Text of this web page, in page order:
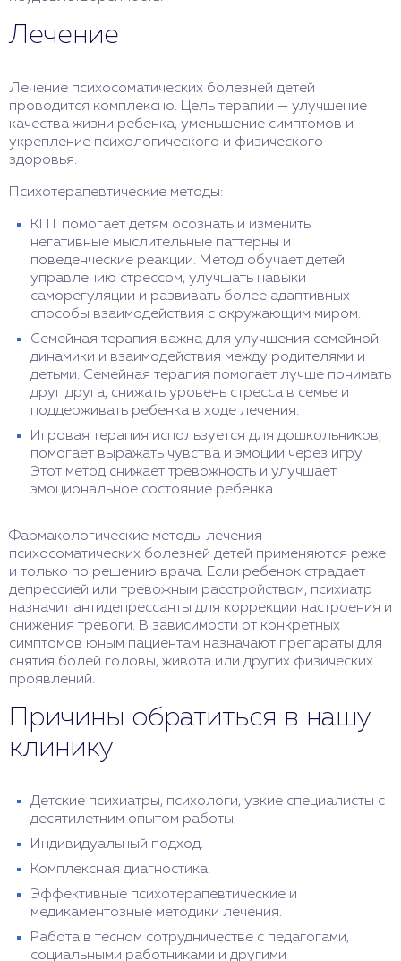
Лечение
Лечение психосоматических болезней детей
проводится комплексно. Цель терапии — улучшение
качества жизни ребенка, уменьшение симптомов и
укрепление психологического и физического
здоровья.
Психотерапевтические методы:
КПТ помогает детям осознать и изменить
негативные мыслительные паттерны и
поведенческие реакции. Метод обучает детей
управлению стрессом, улучшать навыки
саморегуляции и развивать более адаптивных
способы взаимодействия с окружающим миром.
Семейная терапия важна для улучшения семейной
динамики и взаимодействия между родителями и
детьми. Семейная терапия помогает лучше понимать
друг друга, снижать уровень стресса в семье и
поддерживать ребенка в ходе лечения.
Игровая терапия используется для дошкольников,
помогает выражать чувства и эмоции через игру.
Этот метод снижает тревожность и улучшает
эмоциональное состояние ребенка.
Фармакологические методы лечения
психосоматических болезней детей применяются реже
и только по решению врача. Если ребенок страдает
депрессией или тревожным расстройством, психиатр
назначит антидепрессанты для коррекции настроения и
снижения тревоги. В зависимости от конкретных
симптомов юным пациентам назначают препараты для
снятия болей головы, живота или других физических
проявлений.
Причины обратиться в нашу
клинику
Детские психиатры, психологи, узкие специалисты с
десятилетним опытом работы.
Индивидуальный подход.
Комплексная диагностика.
Эффективные психотерапевтические и
медикаментозные методики лечения.
Работа в тесном сотрудничестве с педагогами,
социальными работниками и другими